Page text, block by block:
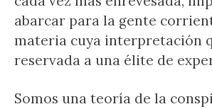
abarcar para la gente
materia cuya interpretación
reservada a una élite de
Somos una teoría de la